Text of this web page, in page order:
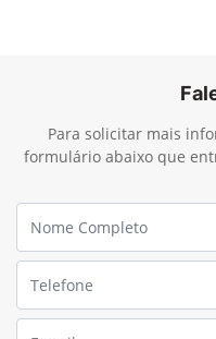
Para solicitar mais
formulário abaixo que